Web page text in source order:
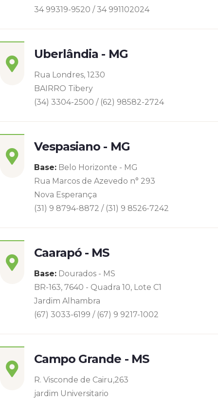
34 99319-9520 / 34 991102024
Uberlândia - MG
Rua Londres, 1230
BAIRRO Tibery
(34) 3304-2500 / (62) 98582-2724
Vespasiano - MG
Base: Belo Horizonte - MG
Rua Marcos de Azevedo n° 293
Nova Esperança
(31) 9 8794-8872 / (31) 9 8526-7242
Caarapó - MS
Base: Dourados - MS
BR-163, 7640 - Quadra 10, Lote C1
Jardim Alhambra
(67) 3033-6199 / (67) 9 9217-1002
Campo Grande - MS
R. Visconde de Cairu,263
jardim Universitario